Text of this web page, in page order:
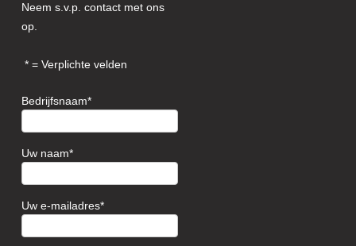
Neem s.v.p. contact met ons
op.
= Verplichte velden
Bedrijfsnaam
Uw naam
Uw e-mailadres